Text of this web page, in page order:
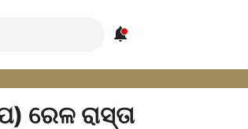

ହରର୍ ଷ୍ଟୋରି (ଭୁତ ଗପ) ରେଳ ରାସ୍ତା